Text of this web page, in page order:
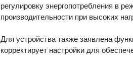
регулировку энергопотребления в
производительности при высоких
Для устройства также заявлена
корректирует настройки для